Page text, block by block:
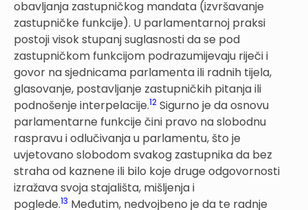
obavljanja zastupničkog mandata (izvršavanje
zastupničke funkcije). U parlamentarnoj praksi
postoji visok stupanj suglasnosti da se pod
zastupničkom funkcijom podrazumijevaju riječi i
govor na sjednicama parlamenta ili radnih tijela,
glasovanje, postavljanje zastupničkih pitanja ili
podnošenje interpelacije.12 Sigurno je da osnovu
parlamentarne funkcije čini pravo na slobodnu
raspravu i odlučivanja u parlamentu, što je
uvjetovano slobodom svakog zastupnika da bez
straha od kaznene ili bilo koje druge odgovornosti
izražava svoja stajališta, mišljenja i
poglede.13 Međutim, nedvojbeno je da te radnje